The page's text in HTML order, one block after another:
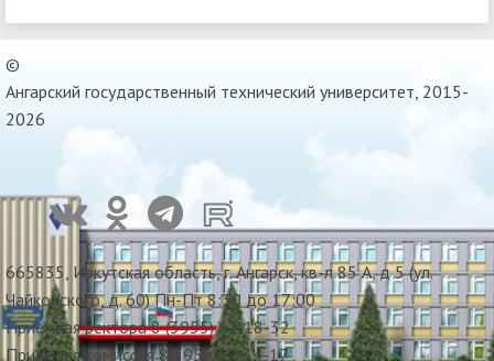
©
Ангарский государственный технический университет, 2015-
2026
665835, Иркутская область, г. Ангарск, кв-л 85 А, д 5 (ул.
Чайковского, д. 60) Пн-Пт 8:30 до 17:00
Приемная ректора 8 (3955) 67-18-32
Приемная комиссия 8(3955)67-34-17